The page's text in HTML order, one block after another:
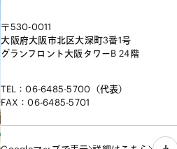
〒530-0011
大阪府大阪市北区大深町3番1号
グランフロント大阪タワーB 24階
TEL：06-6485-5700（代表）
FAX：06-6485-5701